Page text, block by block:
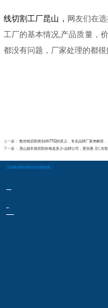
线切割工厂昆山， 网友们在
工厂的基本情况,产品质量，
都没有问题，厂家处理的都很
上一篇： 数控线切割类别dk7732的意义，专业品牌厂家来解答，
下一篇： 昆山超长线切割价格是多少-品牌公司，更实惠【仁光智
2024欧洲杯网投的友情链接：